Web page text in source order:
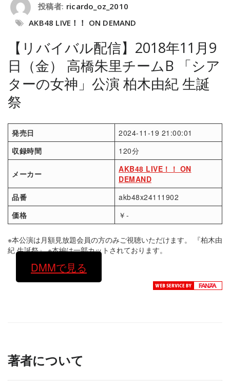
投稿者: ricardo_oz_2010
AKB48 LIVE！！ ON DEMAND
【リバイバル配信】2018年11月9
日（金） 高橋朱里チームB 「シア
ターの女神」公演 柏木由紀 生誕
祭
発売日
2024-11-19 21:00:01
収録時間
120分
メーカー
AKB48 LIVE！！ ON
DEMAND
品番
akb48x24111902
価格
￥-
※本公演は月額見放題会員の方のみご視聴いただけます。 『柏木由
紀 生誕祭』 ※本編は一部カットされております。
DMMで見る
著者について